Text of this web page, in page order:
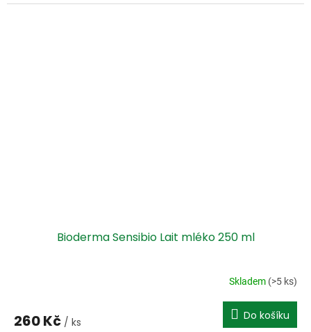
Bioderma Sensibio Lait mléko 250 ml
Skladem (>5 ks)
260 Kč / ks Do košíku